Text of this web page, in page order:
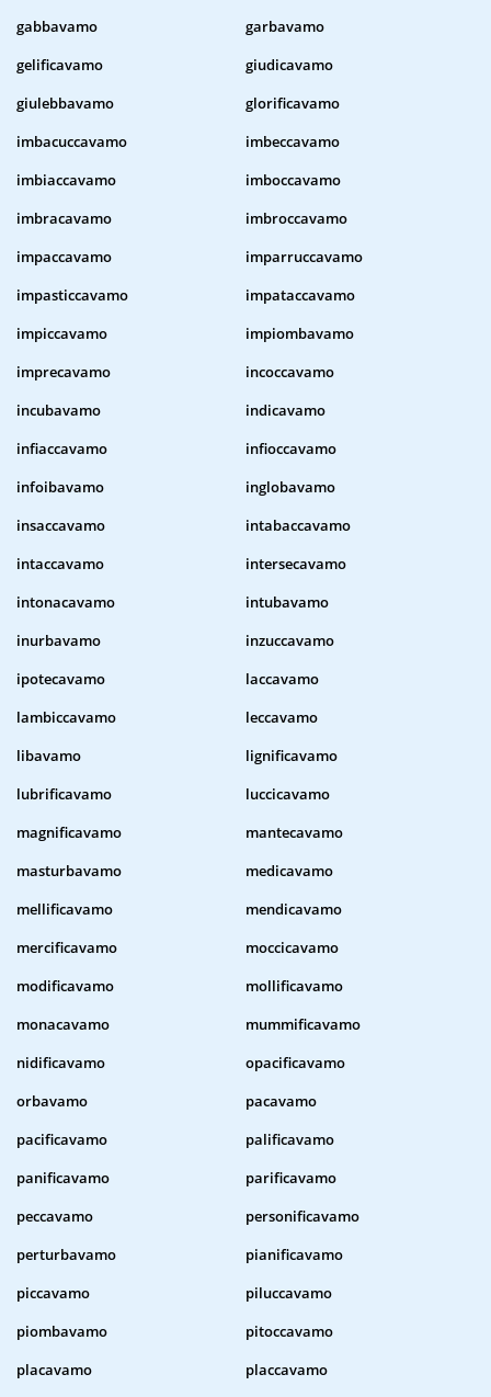
gabbavamo
garbavamo
gelificavamo
giudicavamo
giulebbavamo
glorificavamo
imbacuccavamo
imbeccavamo
imbiaccavamo
imboccavamo
imbracavamo
imbroccavamo
impaccavamo
imparruccavamo
impasticcavamo
impataccavamo
impiccavamo
impiombavamo
imprecavamo
incoccavamo
incubavamo
indicavamo
infiaccavamo
infioccavamo
infoibavamo
inglobavamo
insaccavamo
intabaccavamo
intaccavamo
intersecavamo
intonacavamo
intubavamo
inurbavamo
inzuccavamo
ipotecavamo
laccavamo
lambiccavamo
leccavamo
libavamo
lignificavamo
lubrificavamo
luccicavamo
magnificavamo
mantecavamo
masturbavamo
medicavamo
mellificavamo
mendicavamo
mercificavamo
moccicavamo
modificavamo
mollificavamo
monacavamo
mummificavamo
nidificavamo
opacificavamo
orbavamo
pacavamo
pacificavamo
palificavamo
panificavamo
parificavamo
peccavamo
personificavamo
perturbavamo
pianificavamo
piccavamo
piluccavamo
piombavamo
pitoccavamo
placavamo
placcavamo